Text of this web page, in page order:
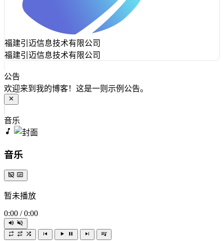
福建引迈信息技术有限公司
福建引迈信息技术有限公司
公告
欢迎来到我的博客！这是一则示例公告。
音乐
音乐
暂未播放
0:00 / 0:00